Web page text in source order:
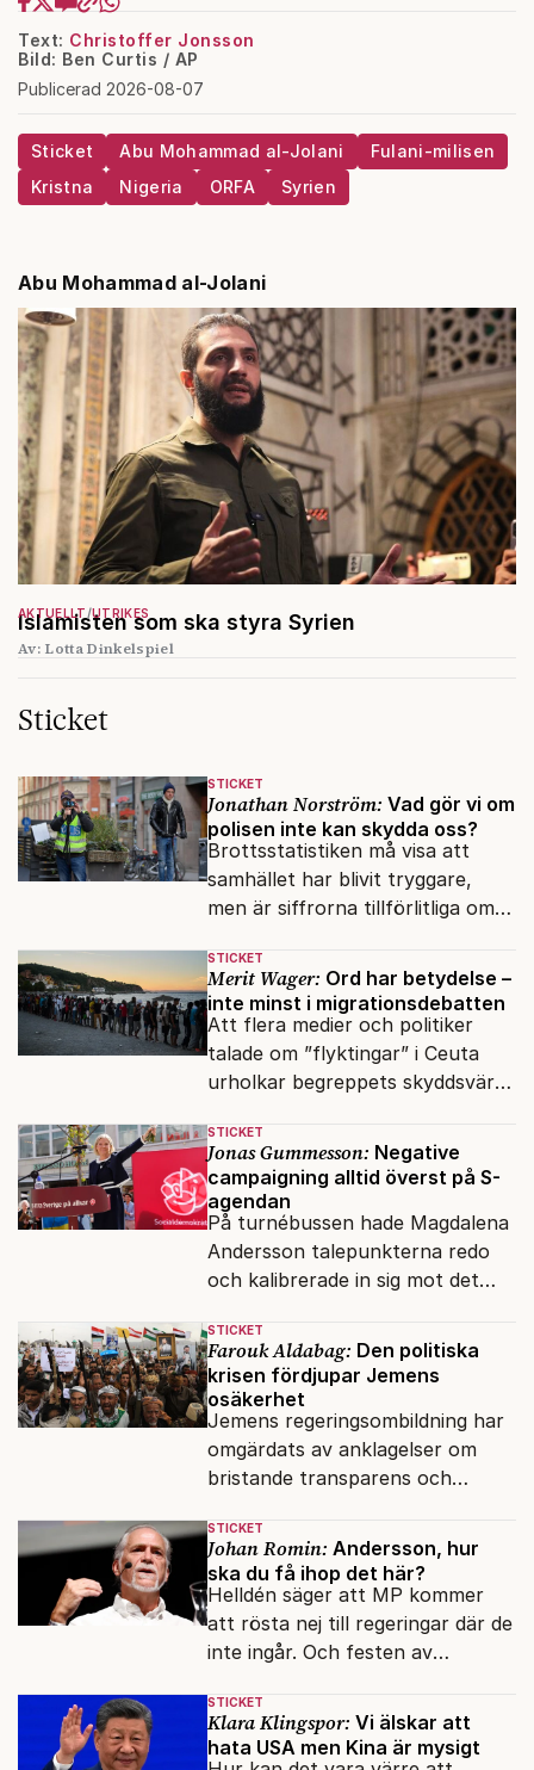
Text: Christoffer Jonsson
Bild: Ben Curtis / AP
Publicerad 2026-08-07
Sticket Abu Mohammad al-Jolani
Fulani-milisen
Kristna
Nigeria ORFA Syrien
Abu Mohammad al-Jolani
Islamisten som ska styra Syrien
AKTUELLT UTRIKES
Av: Lotta Dinkelspiel
Sticket
STICKET
Jonathan Norström: Vad gör vi om
polisen inte kan skydda oss?
Brottsstatistiken må visa att
samhället har blivit tryggare,
men är siffrorna tillförlitliga om
anmäla brott?
STICKET
Merit Wager: Ord har betydelse –
inte minst i migrationsdebatten
Att flera medier och politiker
talade om ”flyktingar” i Ceuta
urholkar begreppets skyddsvärde
och förföljelse.
STICKET
Jonas Gummesson: Negative
campaigning alltid överst på S-
agendan
På turnébussen hade Magdalena
Andersson talepunkterna redo
och kalibrerade in sig mot det
robot.
STICKET
Farouk Aldabag: Den politiska
krisen fördjupar Jemens
osäkerhet
Jemens regeringsombildning har
omgärdats av anklagelser om
bristande transparens och
internationella biståndsmedel.
STICKET
Johan Romin: Andersson, hur
ska du få ihop det här?
Helldén säger att MP kommer
att rösta nej till regeringar där de
inte ingår. Och festen av
betalas med lån.
STICKET
Klara Klingspor: Vi älskar att
hata USA men Kina är mysigt